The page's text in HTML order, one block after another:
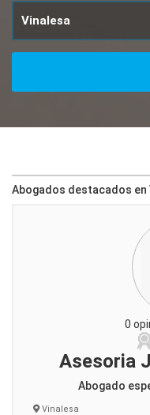
Abogados destacados en
0
Asesoria
Abogado
Vinalesa